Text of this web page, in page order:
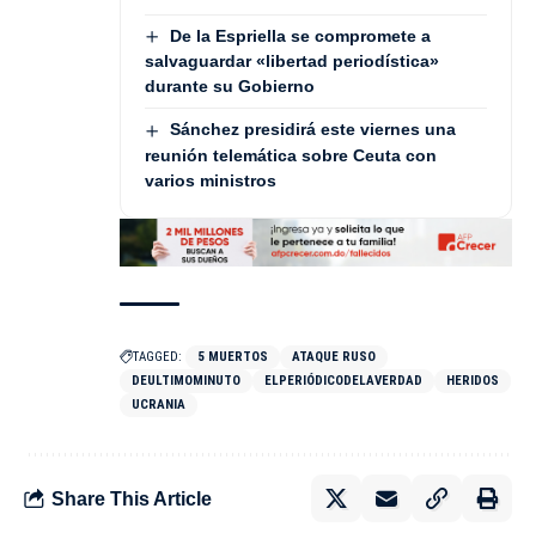
De la Espriella se compromete a
salvaguardar «libertad periodística»
durante su Gobierno
Sánchez presidirá este viernes una
reunión telemática sobre Ceuta con
varios ministros
TAGGED: 5 MUERTOS
ATAQUE RUSO
DEULTIMOMINUTO
ELPERIÓDICODELAVERDAD
HERIDOS
UCRANIA
Share This Article